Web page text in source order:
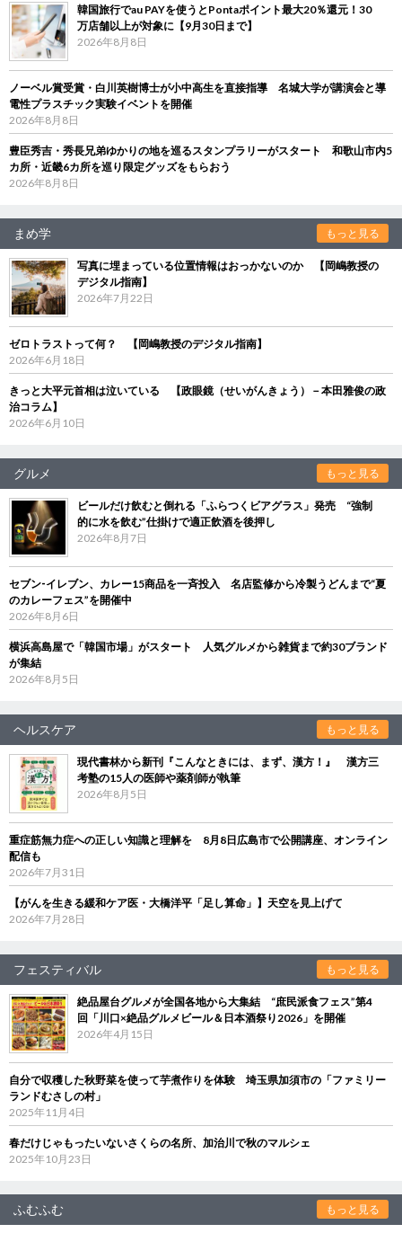
韓国旅行でau PAYを使うとPontaポイント最大20％還元！30
万店舗以上が対象に【9月30日まで】
2026年8月8日
ノーベル賞受賞・白川英樹博士が小中高生を直接指導 名城大学が講演会と導
電性プラスチック実験イベントを開催
2026年8月8日
豊臣秀吉・秀長兄弟ゆかりの地を巡るスタンプラリーがスタート 和歌山市内5
カ所・近畿6カ所を巡り限定グッズをもらおう
2026年8月8日
まめ学 もっと見る
写真に埋まっている位置情報はおっかないのか 【岡嶋教授の
デジタル指南】
2026年7月22日
ゼロトラストって何？ 【岡嶋教授のデジタル指南】
2026年6月18日
きっと大平元首相は泣いている 【政眼鏡（せいがんきょう）－本田雅俊の政
治コラム】
2026年6月10日
グルメ もっと見る
ビールだけ飲むと倒れる「ふらつくビアグラス」発売 “強制
的に水を飲む”仕掛けで適正飲酒を後押し
2026年8月7日
セブン‐イレブン、カレー15商品を一斉投入 名店監修から冷製うどんまで“夏
のカレーフェス”を開催中
2026年8月6日
横浜高島屋で「韓国市場」がスタート 人気グルメから雑貨まで約30ブランド
が集結
2026年8月5日
ヘルスケア もっと見る
現代書林から新刊『こんなときには、まず、漢方！』 漢方三
考塾の15人の医師や薬剤師が執筆
2026年8月5日
重症筋無力症への正しい知識と理解を 8月8日広島市で公開講座、オンライン
配信も
2026年7月31日
【がんを生きる緩和ケア医・大橋洋平「足し算命」】天空を見上げて
2026年7月28日
フェスティバル もっと見る
絶品屋台グルメが全国各地から大集結 “庶民派食フェス”第4
回「川口×絶品グルメビール＆日本酒祭り2026」を開催
2026年4月15日
自分で収穫した秋野菜を使って芋煮作りを体験 埼玉県加須市の「ファミリー
ランドむさしの村」
2025年11月4日
春だけじゃもったいないさくらの名所、加治川で秋のマルシェ
2025年10月23日
ふむふむ もっと見る